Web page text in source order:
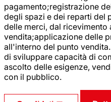
pagamento;registrazione
degli spazi e dei reparti del
delle merci, dal ricevimento
vendita;applicazione delle
all'interno del punto
di sviluppare capacità di
ascolto delle esigenze,
con il pubblico.